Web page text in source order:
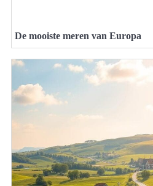
De mooiste meren van Europa